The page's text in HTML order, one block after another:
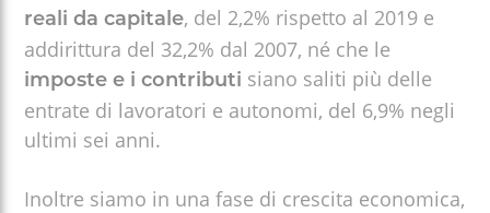
reali da capitale, del 2,2% rispetto al 2019 e
addirittura del 32,2% dal 2007, né che le
imposte e i contributi siano saliti più delle
entrate di lavoratori e autonomi, del 6,9% negli
ultimi sei anni.
Inoltre siamo in una fase di crescita economica,